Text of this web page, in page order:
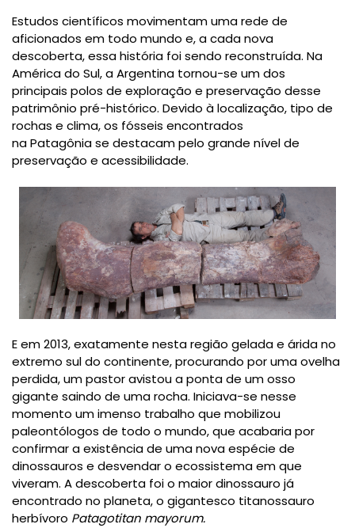
Estudos científicos movimentam uma rede de
aficionados em todo mundo e, a cada nova
descoberta, essa história foi sendo reconstruída. Na
América do Sul, a Argentina tornou-se um dos
principais polos de exploração e preservação desse
patrimônio pré-histórico. Devido à localização, tipo de
rochas e clima, os fósseis encontrados
naPatagôniase destacam pelo grande nível de
preservação e acessibilidade.
E em 2013, exatamente nesta região gelada e árida no
extremo sul do continente, procurando por uma ovelha
perdida, um pastor avistou a ponta de um osso
gigante saindo de uma rocha. Iniciava-se nesse
momento um imenso trabalho que mobilizou
paleontólogos de todo o mundo, que acabaria por
confirmar a existência de uma nova espécie de
dinossauros e desvendar o ecossistema em que
viveram. A descoberta foi o maior dinossauro já
encontrado no planeta, o gigantesco titanossauro
herbívoro Patagotitan mayorum.